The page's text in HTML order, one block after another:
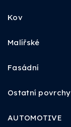
Kov
Malířské
Fasádní
Ostatní povrchy
AUTOMOTIVE